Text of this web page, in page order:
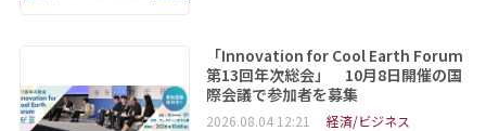
「Innovation for Cool Earth Forum
第13回年次総会」 10月8日開催の国
際会議で参加者を募集
2026.08.04 12:21 経済/ビジネス